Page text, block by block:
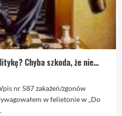
Chyba szkoda, że nie…
nr 587 zakażeń/zgonów
w felietonie w „Do